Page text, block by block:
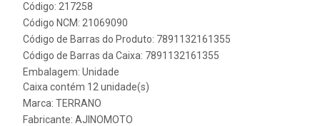
Código: 217258
Código NCM: 21069090
Código de Barras do Produto: 7891132161355
Código de Barras da Caixa: 7891132161355
Embalagem: Unidade
Caixa contém 12 unidade(s)
Marca: TERRANO
Fabricante: AJINOMOTO